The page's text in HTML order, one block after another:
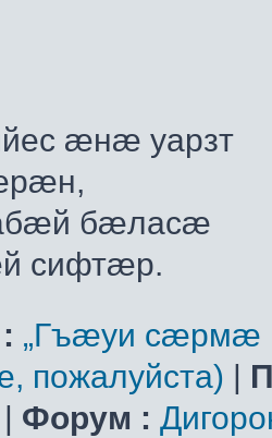
æнæ уарзт
бæласæ
сифтæр.
„Гъæуи сæрмæ
пожалуйста) |
Форум :